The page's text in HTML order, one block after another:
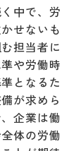
中で、労
せないも
担当者に
や労働時
となるた
が求めら
企業は働
体の労働